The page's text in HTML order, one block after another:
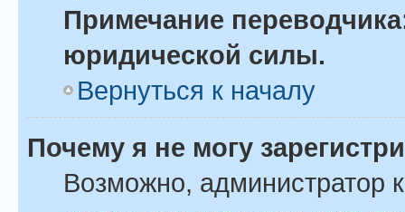
Примечание
юридической силы.
Вернуться к началу
Почему я не могу
Возможно, администратор